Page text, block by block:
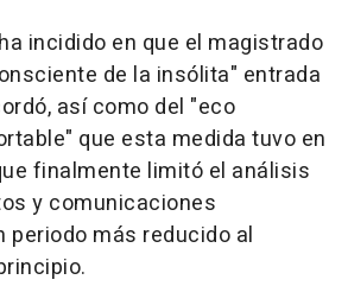
incidido en que el magistrado
de la insólita" entrada
así como del "eco
que esta medida tuvo en
finalmente limitó el análisis
y comunicaciones
periodo más reducido al